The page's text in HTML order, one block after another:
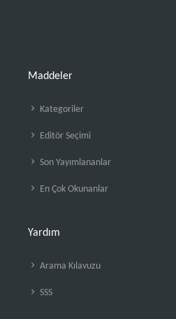
Maddeler
Kategoriler
Editör Seçimi
Son Yayımlananlar
En Çok Okunanlar
Yardım
Arama Kılavuzu
SSS